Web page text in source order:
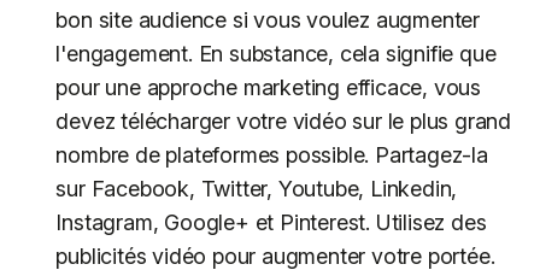
bon site audience si vous voulez augmenter
l'engagement. En substance, cela signifie que
pour une approche marketing efficace, vous
devez télécharger votre vidéo sur le plus grand
nombre de plateformes possible. Partagez-la
sur Facebook, Twitter, Youtube, Linkedin,
Instagram, Google+ et Pinterest. Utilisez des
publicités vidéo pour augmenter votre portée.